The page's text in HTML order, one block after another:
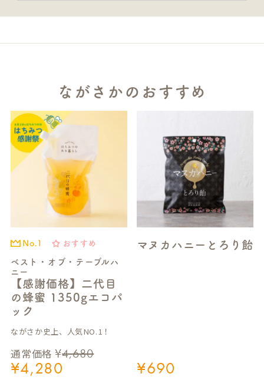
ながさかのおすすめ
ベスト・オブ・テーブルハ
ニー
【感謝価格】二代目
の蜂蜜 1350gエコパ
ック
No.1 おすすめ
通常価格 ¥4,680
¥4,280
ながさか史上、人気NO.1！
マヌカハニーとろり飴
¥690